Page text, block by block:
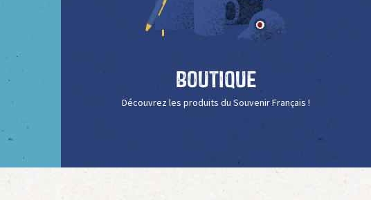
Boutique
Découvrez les produits du Souvenir Français !